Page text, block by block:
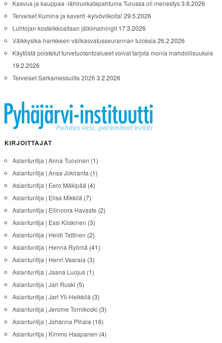
Kasvua ja kauppaa -lähiruokatapahtuma Turussa oli menestys3.6.2026
Terveiset Kumina ja kaverit -kylvöviikolta!29.5.2026
Luhtojan kosteikkoaltaan jälkimainingit 17.3.2026
Välkkysika-hankkeen välikasvatusseurannan tuloksia 26.2.2026
Käytöstä poistetut turvetuotantoalueet voivat tarjota monia mahdollisuuksia
19.2.2026
Terveiset Sarkamessuilta 2026 3.2.2026
KIRJOITTAJAT
Asiantuntija | Anna Tuovinen (1)
Asiantuntija | Ansa Jokiranta (1)
Asiantuntija | Eero Mäkipää (4)
Asiantuntija | Elisa Mikkilä (7)
Asiantuntija | Ellinoora Havaste (2)
Asiantuntija | Essi Kiiskinen (3)
Asiantuntija | Heidi Tattinen (2)
Asiantuntija | Henna Ryömä (41)
Asiantuntija | Henri Vaarala (3)
Asiantuntija | Jaana Luojus(1)
Asiantuntija | Jari Ruski (5)
Asiantuntija | Jari Yli-Heikkilä (3)
Asiantuntija | Jerome Tornikoski (3)
Asiantuntija | Johanna Pihala (16)
Asiantuntija | Kimmo Haapanen (4)